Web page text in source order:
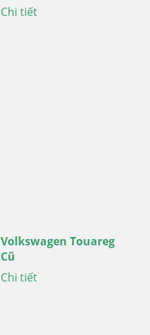
Chi tiết
Volkswagen Touareg
Cũ
Chi tiết